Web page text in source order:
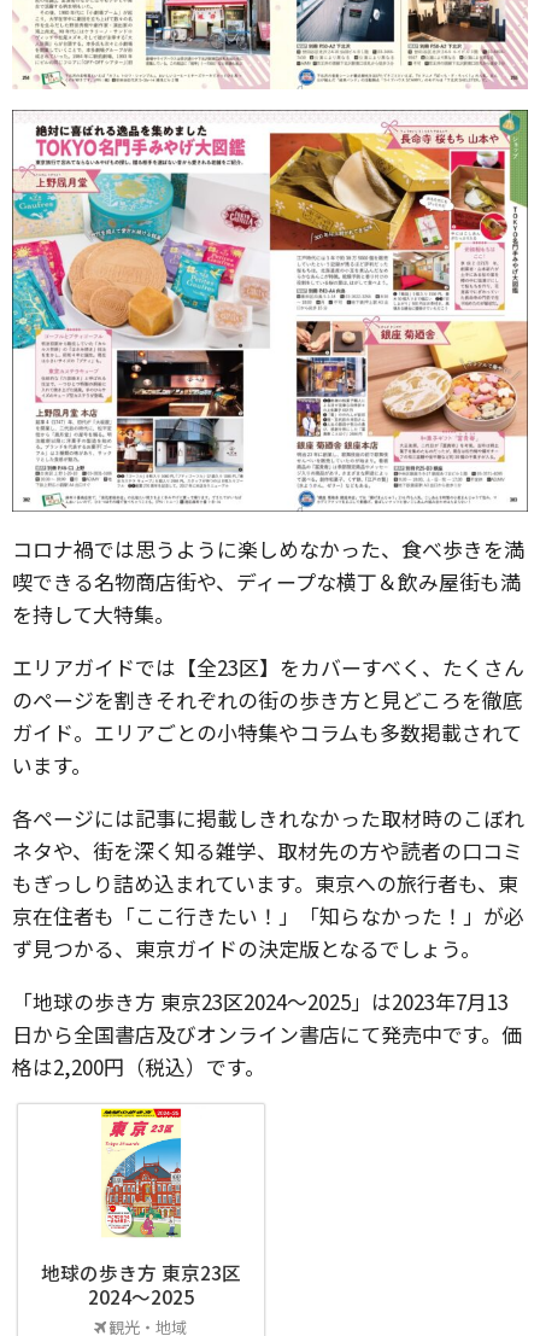
コロナ禍では思うように楽しめなかった、食べ歩きを満
喫できる名物商店街や、ディープな横丁＆飲み屋街も満
を持して大特集。
エリアガイドでは【全23区】をカバーすべく、たくさん
のページを割きそれぞれの街の歩き方と見どころを徹底
ガイド。エリアごとの小特集やコラムも多数掲載されて
います。
各ページには記事に掲載しきれなかった取材時のこぼれ
ネタや、街を深く知る雑学、取材先の方や読者の口コミ
もぎっしり詰め込まれています。東京への旅行者も、東
京在住者も「ここ行きたい！」「知らなかった！」が必
ず見つかる、東京ガイドの決定版となるでしょう。
「地球の歩き方 東京23区2024～2025」は2023年7月13
日から全国書店及びオンライン書店にて発売中です。価
格は2,200円（税込）です。
地球の歩き方 東京23区
2024～2025
観光・地域